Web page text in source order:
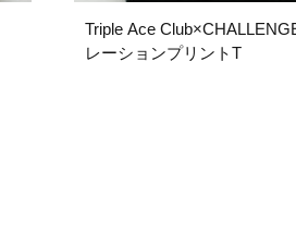
Triple Ace
レーションプリントT